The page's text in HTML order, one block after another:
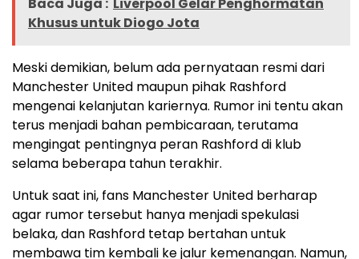
Khusus untuk Diogo Jota
Meski demikian, belum ada pernyataan resmi dari
Manchester United maupun pihak Rashford
mengenai kelanjutan kariernya. Rumor ini tentu akan
terus menjadi bahan pembicaraan, terutama
mengingat pentingnya peran Rashford di klub
selama beberapa tahun terakhir.
Untuk saat ini, fans Manchester United berharap
agar rumor tersebut hanya menjadi spekulasi
belaka, dan Rashford tetap bertahan untuk
membawa tim kembali ke jalur kemenangan. Namun,